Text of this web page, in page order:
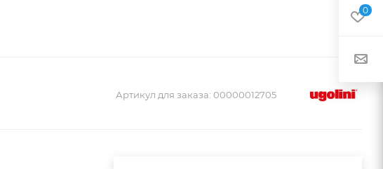
Артикул для заказа: 00000012705
0